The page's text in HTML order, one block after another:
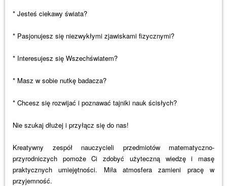
* Jesteś ciekawy świata?
* Pasjonujesz się niezwykłymi zjawiskami fizycznymi?
* Interesujesz się Wszechświatem?
* Masz w sobie nutkę badacza?
* Chcesz się rozwijać i poznawać tajniki nauk ścisłych?
Nie szukaj dłużej i przyłącz się do nas!
Kreatywny zespół nauczycieli przedmiotów matematyczno-
przyrodniczych pomoże Ci zdobyć użyteczną wiedzę i masę
praktycznych umiejętności. Miła atmosfera zamieni pracę w
przyjemność.